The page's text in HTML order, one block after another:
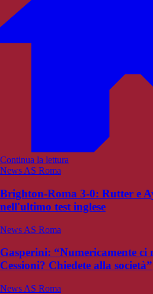
Continua la lettura
News AS Roma
Brighton-Roma 3-0: Rutter e
nell'ultimo test inglese
News AS Roma
Gasperini: “Numericamente ci
Cessioni? Chiedete alla società”
News AS Roma